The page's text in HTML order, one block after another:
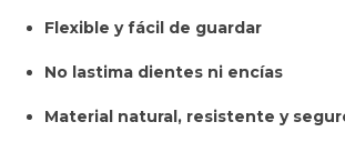
Flexible y fácil de guardar
No lastima dientes ni encías
Material natural, resistente y